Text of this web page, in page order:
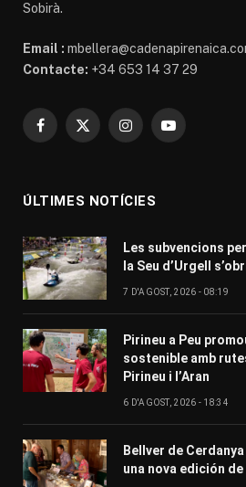
Sobirà.
Email :
Contacte: +34 653 14 37 29
Facebook
X
InstagramYouTube
ÚLTIMES NOTÍCIES
Les subvencions
la Seu d’Urgell
7 D'AGOST, 2026 - 08:19
Pirineu a Peu
sostenible amb
Pirineu i l’Aran
6 D'AGOST, 2026 - 18:34
Bellver de
una nova edición